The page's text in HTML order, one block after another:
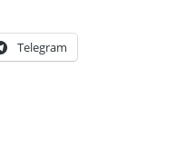
Telegram